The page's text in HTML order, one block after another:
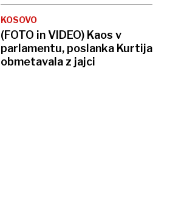
KOSOVO
(FOTO in VIDEO) Kaos v
parlamentu, poslanka Kurtija
obmetavala z jajci